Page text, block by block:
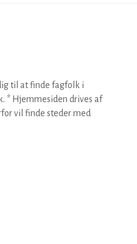
til at finde fagfolk i
* Hjemmesiden drives af
vil finde steder med